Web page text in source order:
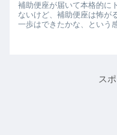
補助便座が届いて本格的に
ないけど、補助便座は怖が
一歩はできたかな、という感
ス